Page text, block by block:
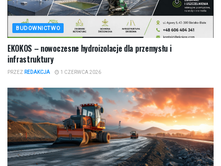
BUDOWNICTWO
EKOKOS – nowoczesne hydroizolacje dla przemysłu i
infrastruktury
PRZEZ REDAKCJA 1 CZERWCA 2026